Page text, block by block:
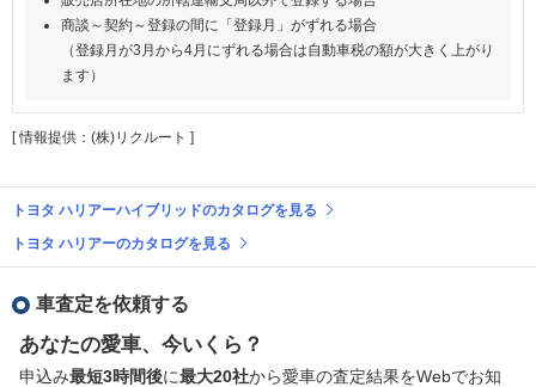
商談～契約～登録の間に「登録月」がずれる場合
（登録月が3月から4月にずれる場合は自動車税の額が大きく上がり
ます）
[ 情報提供：(株)リクルート ]
トヨタ ハリアーハイブリッドのカタログを見る
トヨタ ハリアーのカタログを見る
車査定を依頼する
あなたの愛車、今いくら？
申込み最短3時間後に最大20社から愛車の査定結果をWebでお知